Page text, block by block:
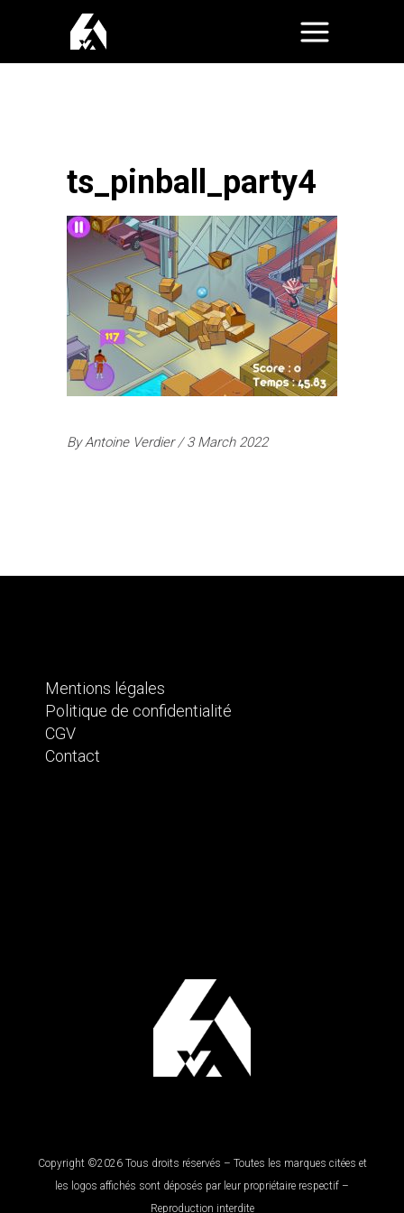
ts_pinball_party4
ByAntoine Verdier 3 March 2022
Mentions légales
Politique de confidentialité
CGV
Contact
Copyright ©2026 Tous droits réservés – Toutes les marques citées et
les logos affichés sont déposés par leur propriétaire respectif –
Reproduction interdite